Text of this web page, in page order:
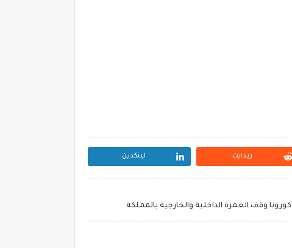
ريدايت لينكدين
وقف العمرة الداخلية والخارجية بالمملكة